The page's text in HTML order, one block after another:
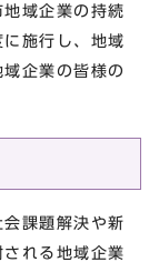
域企業の持続
施行し、地域
企業の皆様の
課題解決や新
れる地域企業